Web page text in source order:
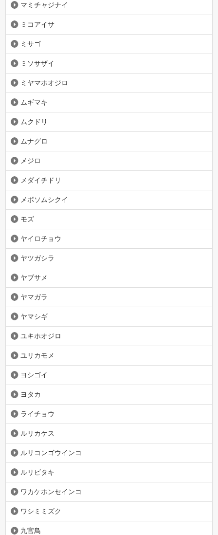
マミチャジナイ
ミコアイサ
ミサゴ
ミソサザイ
ミヤマホオジロ
ムギマキ
ムクドリ
ムナグロ
メジロ
メダイチドリ
メボソムシクイ
モズ
ヤイロチョウ
ヤツガシラ
ヤブサメ
ヤマガラ
ヤマシギ
ユキホオジロ
ユリカモメ
ヨシゴイ
ヨタカ
ライチョウ
ルリカケス
ルリコンゴウインコ
ルリビタキ
ワカケホンセインコ
ワシミミズク
九官鳥